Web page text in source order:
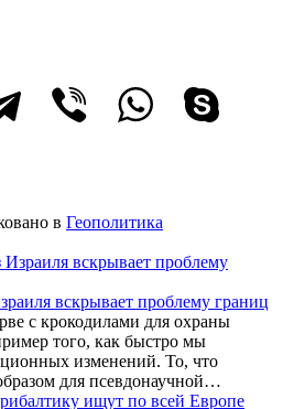
в Геополитика
вскрывает проблему границ
с крокодилами для охраны
того, как быстро мы
изменений. То, что
для псевдонаучной…